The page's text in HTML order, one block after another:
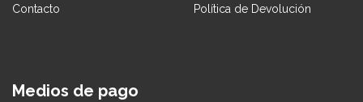
Contacto Política de Devolución
Medios de pago